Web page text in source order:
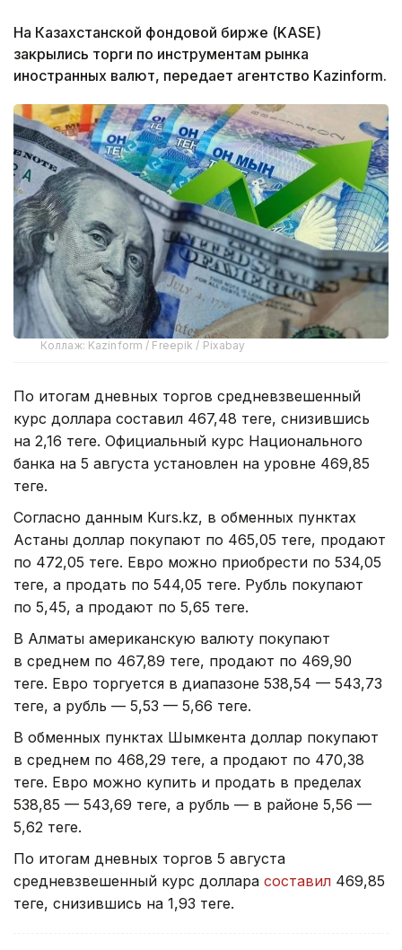
На Казахстанской фондовой бирже (KASE)
закрылись торги по инструментам рынка
иностранных валют, передает агентство Kazinform.
Коллаж: Kazinform / Freepik / Pixabay
По итогам дневных торгов средневзвешенный
курс доллара составил 467,48 теңге, снизившись
на 2,16 теңге. Официальный курс Национального
банка на 5 августа установлен на уровне 469,85
теңге.
Согласно данным Kurs.kz, в обменных пунктах
Астаны доллар покупают по 465,05 теңге, продают
по 472,05 теңге. Евро можно приобрести по 534,05
теңге, а продать по 544,05 теңге. Рубль покупают
по 5,45, а продают по 5,65 теңге.
В Алматы американскую валюту покупают
в среднем по 467,89 теңге, продают по 469,90
теңге. Евро торгуется в диапазоне 538,54 — 543,73
теңге, а рубль — 5,53 — 5,66 теңге.
В обменных пунктах Шымкента доллар покупают
в среднем по 468,29 теңге, а продают по 470,38
теңге. Евро можно купить и продать в пределах
538,85 — 543,69 теңге, а рубль — в районе 5,56 —
5,62 теңге.
По итогам дневных торгов 5 августа
средневзвешенный курс доллара составил 469,85
теңге, снизившись на 1,93 теңге.